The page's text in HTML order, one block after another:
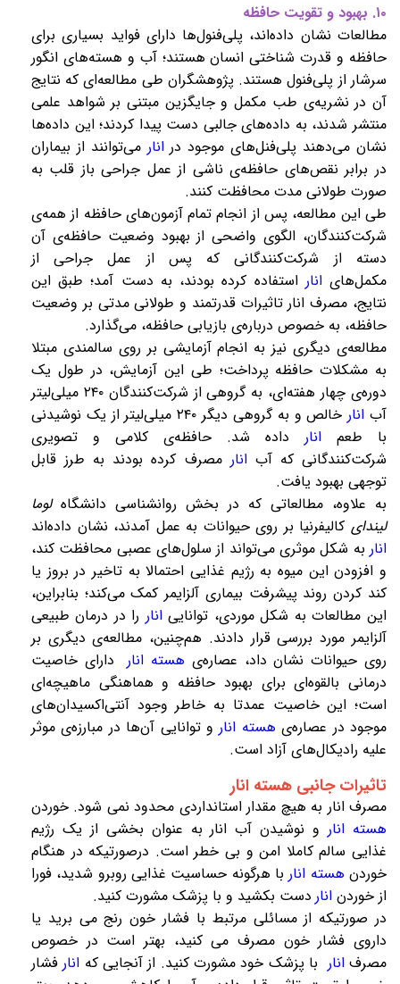
۱۰. بهبود و تقویت حافظه
مطالعات نشان داده‌اند، پلی‌فنول‌ها دارای فواید بسیاری برای
حافظه و قدرت شناختی انسان هستند؛ آب و هسته‌های انگور
سرشار از پلی‌فنول هستند. پژوهشگران طی مطالعه‌ای که نتایج
آن در نشریه‌ی طب مکمل و جایگزین مبتنی بر شواهد علمی
منتشر شدند، به داده‌های جالبی دست پیدا کردند؛ این داده‌ها
نشان می‌دهند پلی‌فنل‌های موجود در انار می‌توانند از بیماران
در برابر نقص‌های حافظه‌ی ناشی از عمل جراحی باز قلب به
صورت طولانی مدت محافظت کنند.
طی این مطالعه، پس از انجام تمام آزمون‌های حافظه از همه‌ی
شرکت‌کنندگان، الگوی واضحی از بهبود وضعیت حافظه‌ی آن
دسته از شرکت‌کنندگانی که پس از عمل جراحی از
مکمل‌هایانار استفاده کرده بودند، به دست آمد؛ طبق این
نتایج، مصرف انار تاثیرات قدرتمند و طولانی مدتی بر وضعیت
حافظه، به خصوص درباره‌ی بازیابی حافظه، می‌گذارد.
مطالعه‌ی دیگری نیز به انجام آزمایشی بر روی سالمندی مبتلا
به مشکلات حافظه پرداخت؛ طی این آزمایش، در طول یک
دوره‌ی چهار هفته‌ای، به گروهی از شرکت‌کنندگان ۲۴۰ میلی‌لیتر
آب انار
خالص و به گروهی دیگر ۲۴۰ میلی‌لیتر از یک نوشیدنی
با طعم انار داده شد. حافظه‌ی کلامی و تصویری
شرکت‌کنندگانی که آبانار مصرف کرده بودند به طرز قابل
توجهی بهبود یافت.
به علاوه، مطالعاتی که در بخش روانشناسی دانشگاهلوما
لیندای کالیفرنیا بر روی حیوانات به عمل آمدند، نشان داده‌اند
انار به شکل موثری می‌تواند از سلول‌های عصبی محافظت کند،
و افزودن این میوه به رژیم غذایی احتمالا به تاخیر در بروز یا
کند کردن روند پیشرفت بیماری آلزایمر کمک می‌کند؛ بنابراین،
این مطالعات به شکل موردی، توانایی انار را در درمان طبیعی
آلزایمر مورد بررسی قرار دادند. هم‌چنین، مطالعه‌ی دیگری بر
روی حیوانات نشان داد، عصاره‌ی هسته انار
دارای خاصیت
درمانی بالقوه‌ای برای بهبود حافظه و هماهنگی ماهیچه‌ای
است؛ این خاصیت عمدتا به خاطر وجود آنتی‌اکسیدان‌های
موجود در عصاره‌ی هسته انار و توانایی آن‌ها در مبارزه‌ی موثر
علیه رادیکال‌های آزاد است.
تاثیرات جانبی هسته انار
مصرف انار به هیچ مقدار استانداردی محدود نمی شود. خوردن
هسته انار و نوشیدن آب انار به عنوان بخشی از یک رژیم
غذایی سالم کاملا امن و بی خطر است. درصورتیکه در هنگام
خوردن هسته انار با هرگونه حساسیت غذایی روبرو شدید، فورا
از خوردن انار دست بکشید و با پزشک مشورت کنید.
در صورتیکه از مسائلی مرتبط با فشار خون رنج می برید یا
داروی فشار خون مصرف می کنید، بهتر است در خصوص
مصرفانار با پزشک خود مشورت کنید. از آنجایی که انار فشار